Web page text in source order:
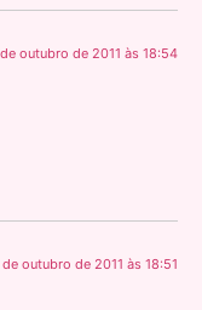
outubro de 2011 às 18:54
outubro de 2011 às 18:51